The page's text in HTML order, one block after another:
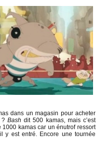
dans un magasin pour acheter
? Bash dit 500 kamas, mais c’est
kamas car un énutrof ressort
y est entré. Encore une tournée